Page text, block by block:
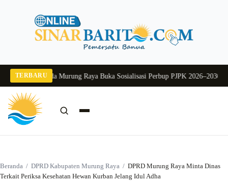
TERBARU
Pj Sekda Murung Raya Buka Sosialisasi Perbup PJPK 2026–2030Dukung
Beranda / DPRD Kabupaten Murung Raya / DPRD Murung Raya Minta Dinas
Terkait Periksa Kesehatan Hewan Kurban Jelang Idul Adha